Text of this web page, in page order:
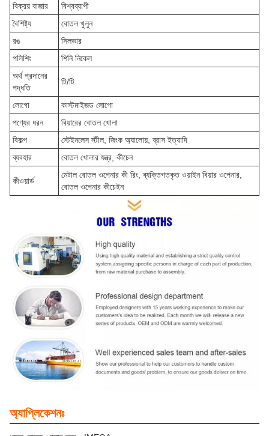
বিক্রয় বাজার
বিশ্বব্যাপী
বৈশিষ্ট্য
বোতল খুলুন
রঙ
সিলভার
পলিশিং
শিনি নিকেল
অর্থ প্রদানের
পদ্ধতি
টি/টি
লোগো
কাস্টমাইজড লোগো
পণ্যের ধরন
বিয়ারের বোতল খোলা
বিকল্প
স্টেইনলেস স্টীল, জিংক অ্যালোয়, ব্রাস ইত্যাদি
ব্যবহার
বোতল খোলার যন্ত্র, কীচেন
কীওয়ার্ড
মেটাল বোতল ওপেনার কী রিং, ব্যক্তিগতকৃত ওয়াইন বিয়ার ওপেনার,
বোতল ওপেনার কীচেইন
অ্যাপ্লিকেশনঃ